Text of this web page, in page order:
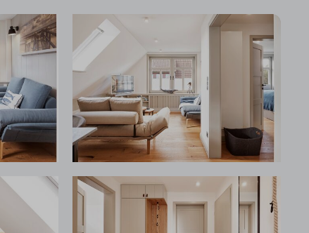
Insel Föhr Exklusiv
04681 7461780
Persönliche Beratung